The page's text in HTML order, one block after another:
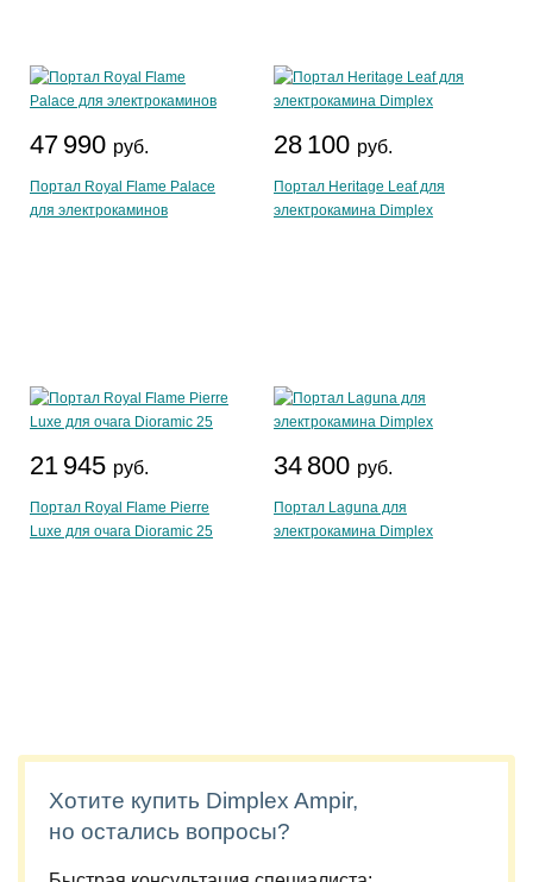
47 990 руб.
Портал Royal Flame Palace
для электрокаминов
28 100 руб.
Портал Heritage Leaf для
электрокамина Dimplex
21 945 руб.
Портал Royal Flame Pierre
Luxe для очага Dioramic 25
34 800 руб.
Портал Laguna для
электрокамина Dimplex
Хотите купить Dimplex Ampir,
но остались вопросы?